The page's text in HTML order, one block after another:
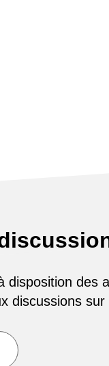
disposition des
discussions